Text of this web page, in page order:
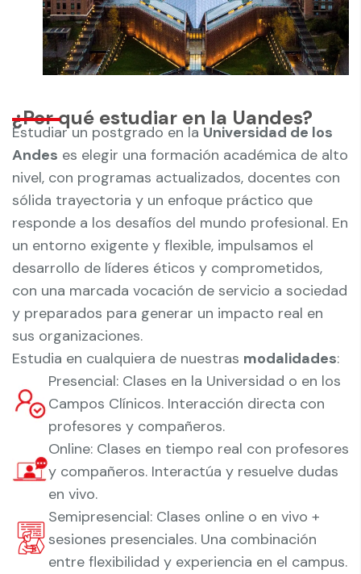
¿Por qué estudiar en la Uandes?
Estudiar un postgrado en la Universidad de los
Andes es elegir una formación académica de alto
nivel, con programas actualizados, docentes con
sólida trayectoria y un enfoque práctico que
responde a los desafíos del mundo profesional. En
un entorno exigente y flexible, impulsamos el
desarrollo de líderes éticos y comprometidos,
con una marcada vocación de servicio a sociedad
y preparados para generar un impacto real en
sus organizaciones.
Estudia en cualquiera de nuestras modalidades:
Presencial: Clases en la Universidad o en los
Campos Clínicos. Interacción directa con
profesores y compañeros.
Online: Clases en tiempo real con profesores
y compañeros. Interactúa y resuelve dudas
en vivo.
Semipresencial: Clases online o en vivo +
sesiones presenciales. Una combinación
entre flexibilidad y experiencia en el campus.